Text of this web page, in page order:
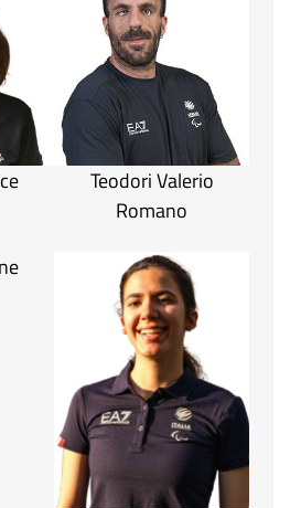
Teodori Valerio
Romano